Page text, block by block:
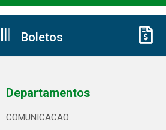
Boletos
Departamentos
COMUNICACAO